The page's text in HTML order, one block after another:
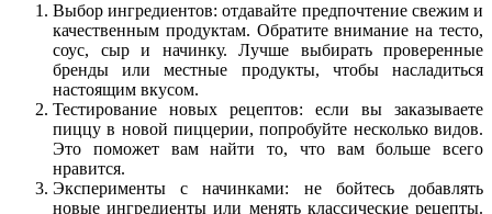
Выбор ингредиентов: отдавайте предпочтение свежим и
качественным продуктам. Обратите внимание на тесто,
соус, сыр и начинку. Лучше выбирать проверенные
бренды или местные продукты, чтобы насладиться
настоящим вкусом.
Тестирование новых рецептов: если вы заказываете
пиццу в новой пиццерии, попробуйте несколько видов.
Это поможет вам найти то, что вам больше всего
нравится.
Эксперименты с начинками: не бойтесь добавлять
новые ингредиенты или менять классические рецепты.